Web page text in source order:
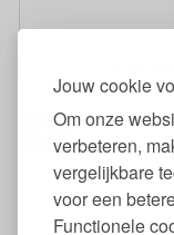
Jouw cookie
Om onze
verbeteren,
vergelijkbare
voor een
Functionele